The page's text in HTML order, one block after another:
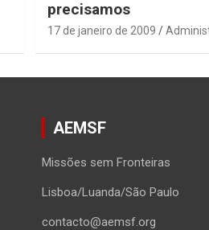
precisamos
17 de janeiro de 2009
AEMSF
Missões sem Fronteiras
Lisboa/Luanda/São Paulo
contacto@aemsf.org